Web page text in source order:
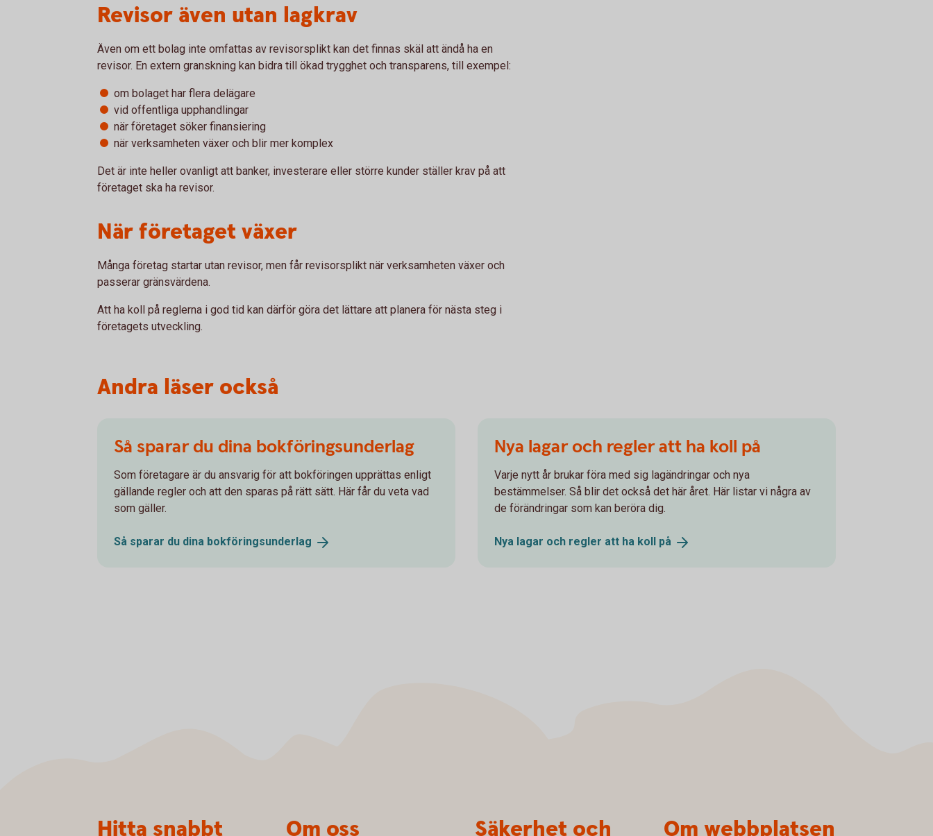
Revisor även utan lagkrav
Även om ett bolag inte omfattas av revisorsplikt kan det finnas skäl att ändå ha en
revisor. En extern granskning kan bidra till ökad trygghet och transparens, till exempel:
om bolaget har flera delägare
vid offentliga upphandlingar
när företaget söker finansiering
när verksamheten växer och blir mer komplex
Det är inte heller ovanligt att banker, investerare eller större kunder ställer krav på att
företaget ska ha revisor.
När företaget växer
Många företag startar utan revisor, men får revisorsplikt när verksamheten växer och
passerar gränsvärdena.
Att ha koll på reglerna i god tid kan därför göra det lättare att planera för nästa steg i
företagets utveckling.
Andra läser också
Så sparar du dina bokföringsunderlag
Som företagare är du ansvarig för att bokföringen upprättas enligt
gällande regler och att den sparas på rätt sätt. Här får du veta vad
som gäller.
Så sparar du dina bokföringsunderlag
Nya lagar och regler att ha koll på
Varje nytt år brukar föra med sig lagändringar och nya
bestämmelser. Så blir det också det här året. Här listar vi några av
de förändringar som kan beröra dig.
Nya lagar och regler att ha koll på
Hitta snabbt Om oss Säkerhet och Om webbplatsen